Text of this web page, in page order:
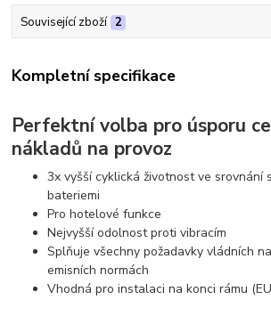
Související zboží 2
Kompletní specifikace
Perfektní volba pro úsporu
nákladů na provoz
3x vyšší cyklická životnost ve srovnání
bateriemi
Pro hotelové funkce
Nejvyšší odolnost proti vibracím
Splňuje všechny požadavky vládních
emisních normách
Vhodná pro instalaci na konci rámu